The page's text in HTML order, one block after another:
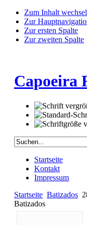
Zum Inhalt
Zur
Zur ersten Spalte
Zur zweiten Spalte
Capoeira
Startseite
Kontakt
Impressum
Startseite Batizados
Batizados